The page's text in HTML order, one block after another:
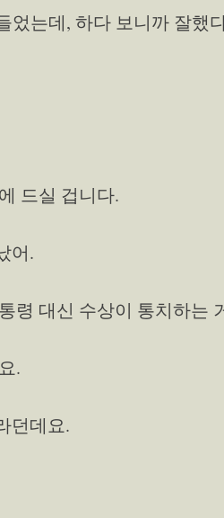
었는데, 하다 보니까 잘했
드실 겁니다.
어.
령 대신 수상이 통치하는
.
던데요.